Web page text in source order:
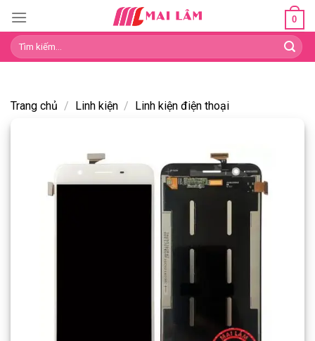
content
0
Tìm
kiếm:
Trang chủ / Linh kiện / Linh kiện điện thoại